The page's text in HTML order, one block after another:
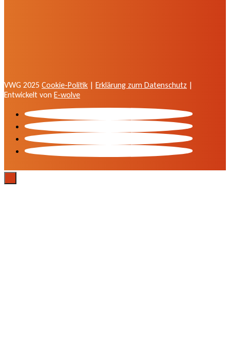
VWG 2025 Cookie-Politik | Erklärung zum Datenschutz |
Entwickelt von E-wolve